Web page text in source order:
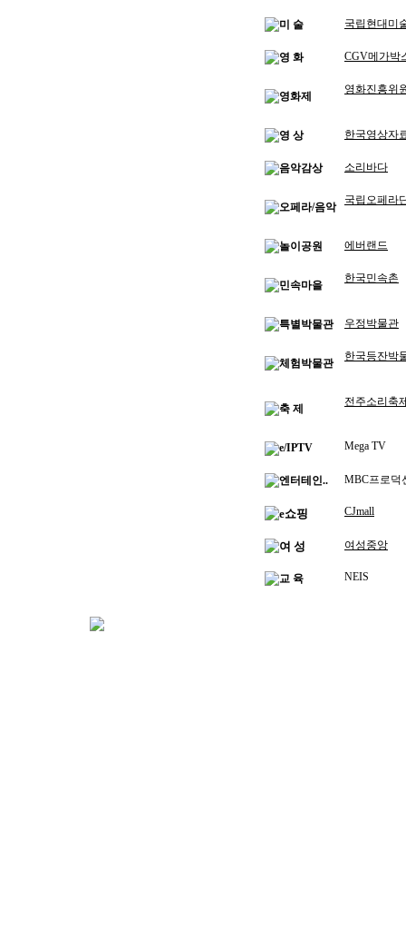
미 술 국립현대미
영 화 CGV메가박
영화제
영화진흥위
영 상 한국영상자
음악감상 소리바다
오페라/음악
국립오페라
놀이공원 에버랜드
민속마을
한국민속촌
특별박물관 우정박물관
체험박물관
한국등잔박
축 제
전주소리축
e/IPTV Mega TV
엔터테인.. MBC프로덕
e쇼핑 CJmall
여 성 여성중앙
교 육 NEIS